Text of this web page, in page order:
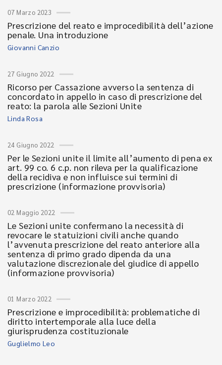
07 Marzo 2023
Prescrizione del reato e improcedibilità dell’azione
penale. Una introduzione
Giovanni Canzio
27 Giugno 2022
Ricorso per Cassazione avverso la sentenza di
concordato in appello in caso di prescrizione del
reato: la parola alle Sezioni Unite
Linda Rosa
24 Giugno 2022
Per le Sezioni unite il limite all’aumento di pena ex
art. 99 co. 6 c.p. non rileva per la qualificazione
della recidiva e non influisce sui termini di
prescrizione (informazione provvisoria)
02 Maggio 2022
Le Sezioni unite confermano la necessità di
revocare le statuizioni civili anche quando
l’avvenuta prescrizione del reato anteriore alla
sentenza di primo grado dipenda da una
valutazione discrezionale del giudice di appello
(informazione provvisoria)
01 Marzo 2022
Prescrizione e improcedibilità: problematiche di
diritto intertemporale alla luce della
giurisprudenza costituzionale
Guglielmo Leo